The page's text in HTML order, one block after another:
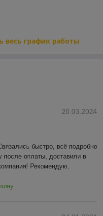
весь график работы
20.03.2024
быстро, всё подробно
после оплаты, доставили в
Рекомендую.